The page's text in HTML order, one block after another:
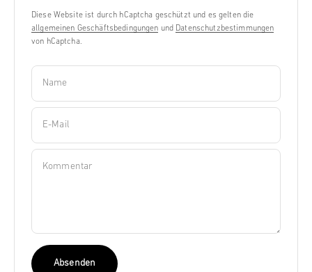
Diese Website ist durch hCaptcha geschützt und es gelten die
allgemeinen Geschäftsbedingungen und Datenschutzbestimmungen
von hCaptcha.
Name
E-Mail
Kommentar
Absenden